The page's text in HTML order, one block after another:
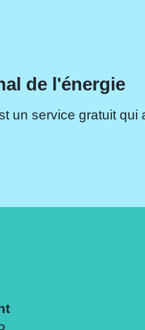
de l'énergie
un service gratuit